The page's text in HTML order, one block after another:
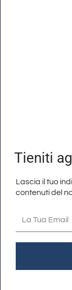
Tieniti
Lascia il tuo
contenuti del
tua
email